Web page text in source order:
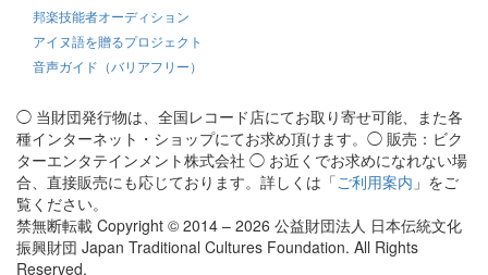
邦楽技能者オーディション
アイヌ語を贈るプロジェクト
音声ガイド（バリアフリー）
◯ 当財団発行物は、全国レコード店にてお取り寄せ可能、また各
種インターネット・ショップにてお求め頂けます。◯ 販売：ビク
ターエンタテインメント株式会社 ◯ お近くでお求めになれない場
合、直接販売にも応じております。詳しくは「ご利用案内 」をご
覧ください。
禁無断転載 Copyright © 2014 – 2026 公益財団法人 日本伝統文化
振興財団 Japan Traditional Cultures Foundation. All Rights
Reserved.